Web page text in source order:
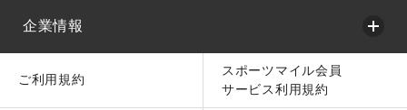
企業情報
ご利用規約
スポーツマイル会員
サービス利用規約